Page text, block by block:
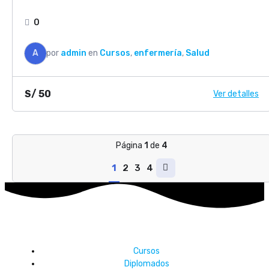
0
A por admin en Cursos, enfermería, Salud
S/ 50 Ver detalles
Página 1 de 4
1 2 3 4
Cursos
Diplomados